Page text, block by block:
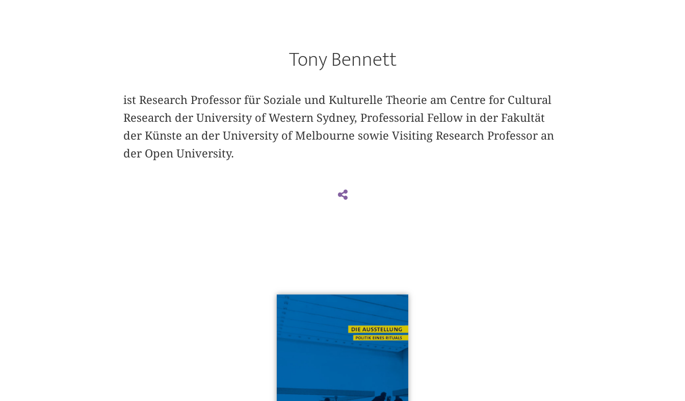
Tony Bennett
ist Research Professor für Soziale und Kulturelle Theorie am Centre for Cultural
Research der University of Western Sydney, Professorial Fellow in der Fakultät
der Künste an der University of Melbourne sowie Visiting Research Professor an
der Open University.